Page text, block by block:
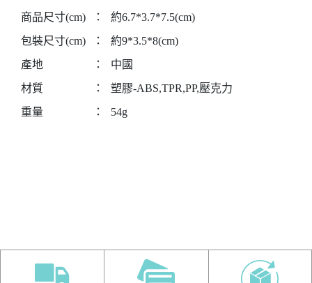
商品尺寸(cm) ：
約6.7*3.7*7.5(cm)
包裝尺寸(cm)
：
約9*3.5*8(cm)
產地
：
中國
材質
：
塑膠-ABS,TPR,PP,壓克力
重量
： 54g